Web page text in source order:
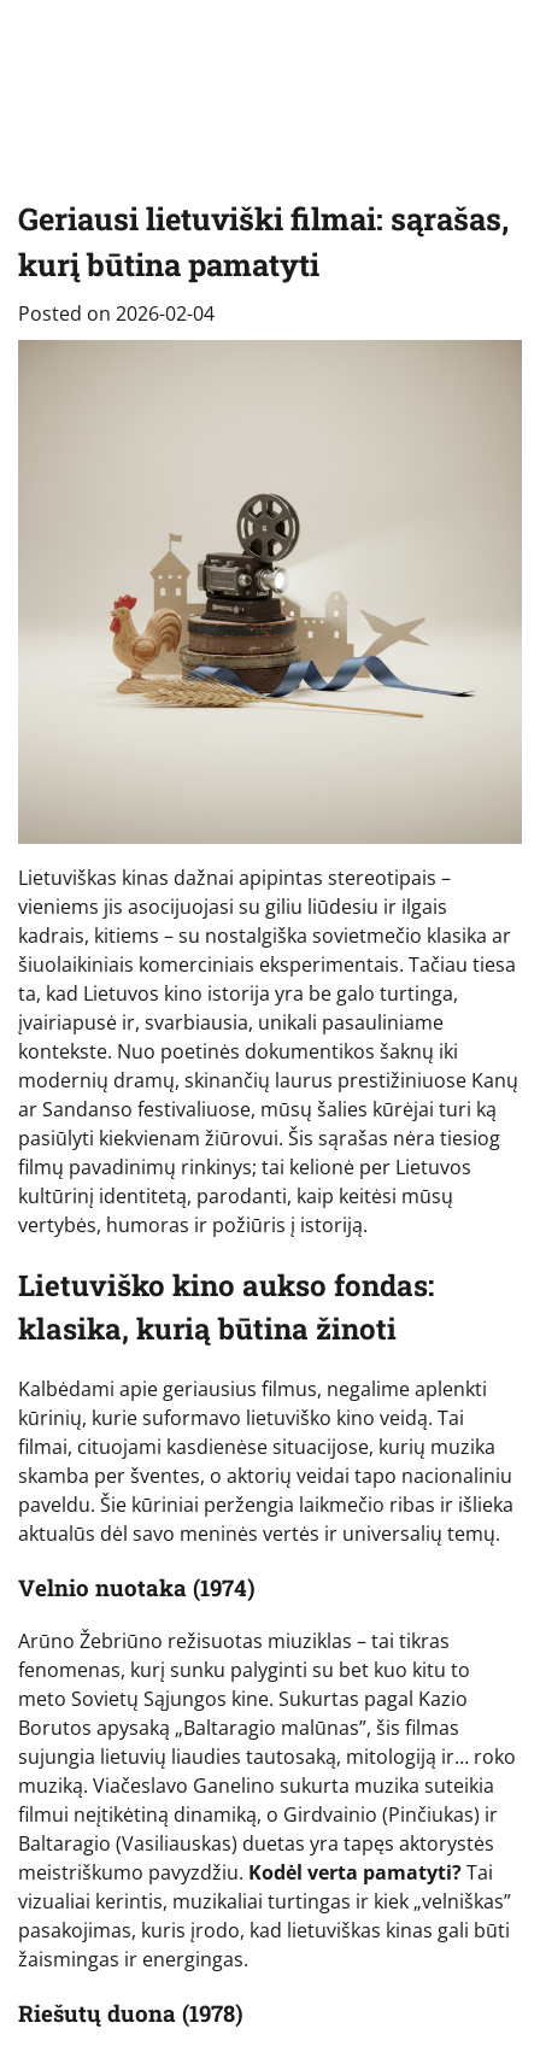
Geriausi lietuviški filmai: sąrašas,
kurį būtina pamatyti
Posted on 2026-02-04
Lietuviškas kinas dažnai apipintas stereotipais –
vieniems jis asocijuojasi su giliu liūdesiu ir ilgais
kadrais, kitiems – su nostalgiška sovietmečio klasika ar
šiuolaikiniais komerciniais eksperimentais. Tačiau tiesa
ta, kad Lietuvos kino istorija yra be galo turtinga,
įvairiapusė ir, svarbiausia, unikali pasauliniame
kontekste. Nuo poetinės dokumentikos šaknų iki
modernių dramų, skinančių laurus prestižiniuose Kanų
ar Sandanso festivaliuose, mūsų šalies kūrėjai turi ką
pasiūlyti kiekvienam žiūrovui. Šis sąrašas nėra tiesiog
filmų pavadinimų rinkinys; tai kelionė per Lietuvos
kultūrinį identitetą, parodanti, kaip keitėsi mūsų
vertybės, humoras ir požiūris į istoriją.
Lietuviško kino aukso fondas:
klasika, kurią būtina žinoti
Kalbėdami apie geriausius filmus, negalime aplenkti
kūrinių, kurie suformavo lietuviško kino veidą. Tai
filmai, cituojami kasdienėse situacijose, kurių muzika
skamba per šventes, o aktorių veidai tapo nacionaliniu
paveldu. Šie kūriniai peržengia laikmečio ribas ir išlieka
aktualūs dėl savo meninės vertės ir universalių temų.
Velnio nuotaka (1974)
Arūno Žebriūno režisuotas miuziklas – tai tikras
fenomenas, kurį sunku palyginti su bet kuo kitu to
meto Sovietų Sąjungos kine. Sukurtas pagal Kazio
Borutos apysaką „Baltaragio malūnas”, šis filmas
sujungia lietuvių liaudies tautosaką, mitologiją ir… roko
muziką. Viačeslavo Ganelino sukurta muzika suteikia
filmui neįtikėtiną dinamiką, o Girdvainio (Pinčiukas) ir
Baltaragio (Vasiliauskas) duetas yra tapęs aktorystės
meistriškumo pavyzdžiu. Kodėl verta pamatyti?Tai
vizualiai kerintis, muzikaliai turtingas ir kiek „velniškas”
pasakojimas, kuris įrodo, kad lietuviškas kinas gali būti
žaismingas ir energingas.
Riešutų duona (1978)